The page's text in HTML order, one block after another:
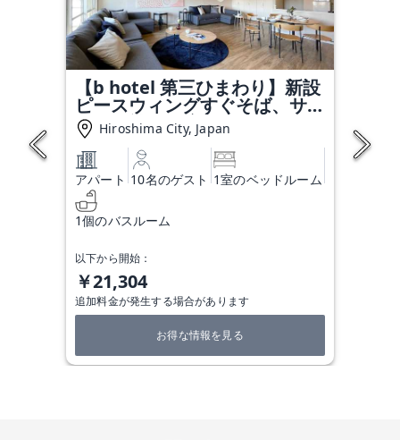
【b hotel 第三ひまわり】新設
ピースウィングすぐそば、サッ
カー観戦に最適アクセス 54
Hiroshima City, Japan
アパート 10名のゲスト 1室のベッドルーム
1個のバスルーム
以下から開始：
￥21,304
追加料金が発生する場合があります
お得な情報を見る